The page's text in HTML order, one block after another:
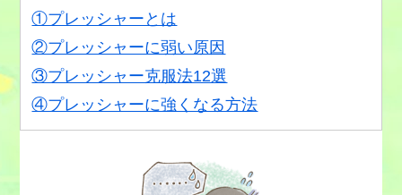
①プレッシャーとは
②プレッシャーに弱い原因
③プレッシャー克服法12選
④プレッシャーに強くなる方法